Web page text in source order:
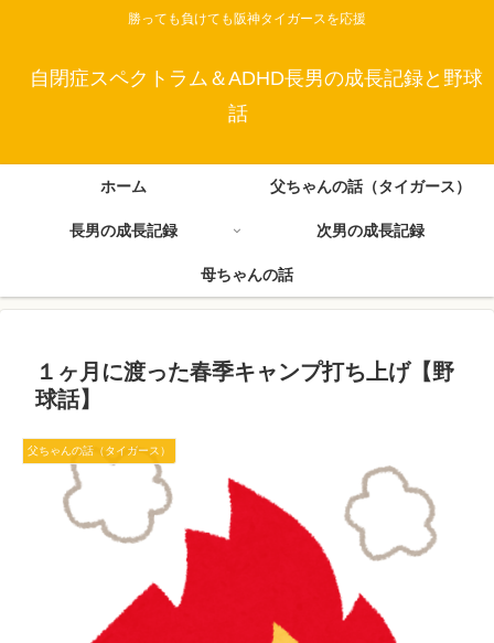
勝っても負けても阪神タイガースを応援
自閉症スペクトラム＆ADHD長男の成長記録と野球
話
ホーム 父ちゃんの話（タイガース）
長男の成長記録 次男の成長記録
母ちゃんの話
１ヶ月に渡った春季キャンプ打ち上げ【野
球話】
父ちゃんの話（タイガース）